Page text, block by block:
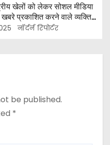
खेलों को लेकर सोशल मीडिया
प्रकाशित करने वाले व्यक्ति
पुलिस ने गिरफ्तार ।
नॉर्दर्न रिपोर्टर
be published.
*